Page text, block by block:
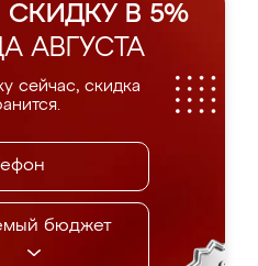
В 5%
АВГУСТА
сейчас, скидка
бюджет